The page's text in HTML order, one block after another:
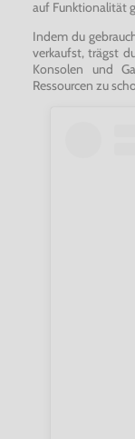
auf Funktionalität
Indem du
verkaufst, trägst
Konsolen und
Ressourcen zu